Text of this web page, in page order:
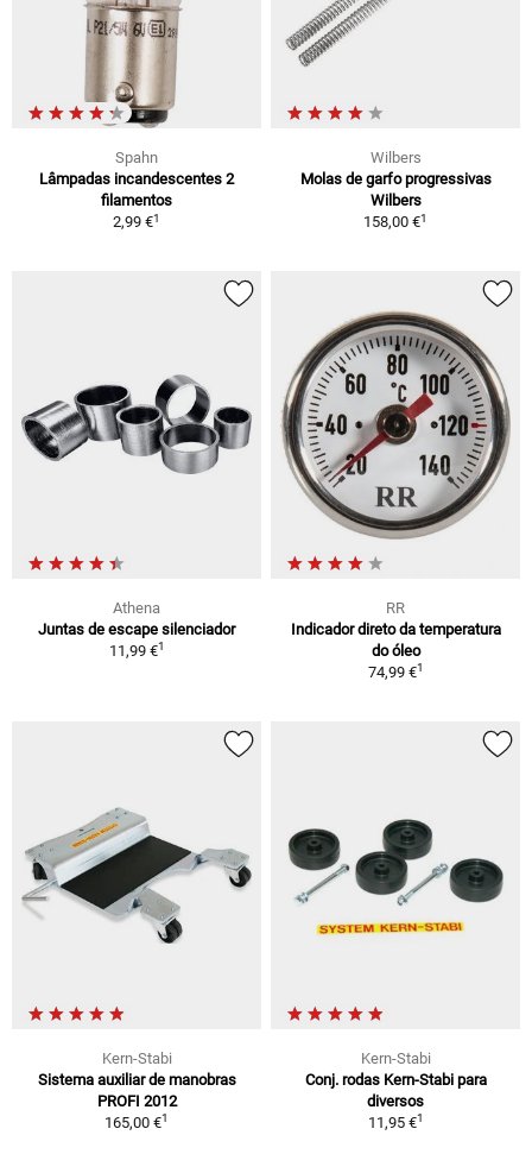
Spahn
Lâmpadas incandescentes 2
filamentos
2,99 €1
Wilbers
Molas de garfo progressivas
Wilbers
158,00 €1
Athena
Juntas de escape silenciador
11,99 €1
RR
Indicador direto da temperatura
do óleo
74,99 €1
Kern-Stabi
Sistema auxiliar de manobras
PROFI 2012
165,00 €1
Kern-Stabi
Conj. rodas Kern-Stabi para
diversos
11,95 €1